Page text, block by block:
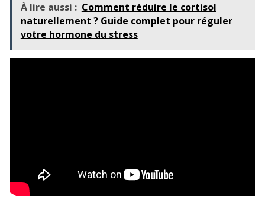
À lire aussi : Comment réduire le cortisol
naturellement ? Guide complet pour réguler
votre hormone du stress